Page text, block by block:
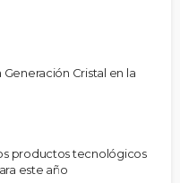
Cristal en la
productos tecnológicos
este año